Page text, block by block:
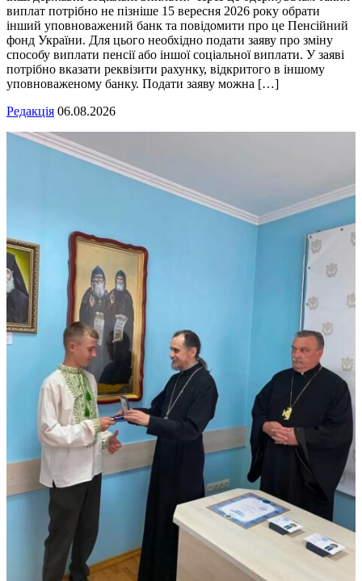
виплат потрібно не пізніше 15 вересня 2026 року обрати
інший уповноважений банк та повідомити про це Пенсійний
фонд України. Для цього необхідно подати заяву про зміну
способу виплати пенсії або іншої соціальної виплати. У заяві
потрібно вказати реквізити рахунку, відкритого в іншому
уповноваженому банку. Подати заяву можна […]
Редакція 06.08.2026